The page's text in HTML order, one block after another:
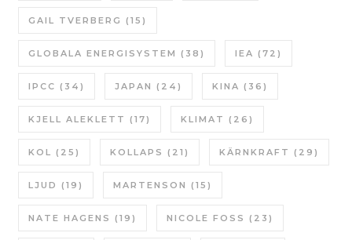
GAIL TVERBERG (15)
GLOBALA ENERGISYSTEM (38) IEA (72)
IPCC (34) JAPAN (24) KINA (36)
KJELL ALEKLETT (17) KLIMAT (26)
KOL (25) KOLLAPS (21) KÄRNKRAFT (29)
LJUD (19) MARTENSON (15)
NATE HAGENS (19) NICOLE FOSS (23)